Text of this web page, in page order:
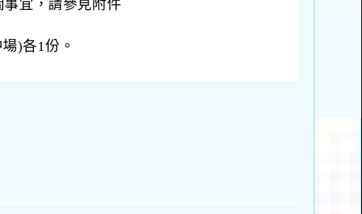
宜，請參見附件
)各1份。